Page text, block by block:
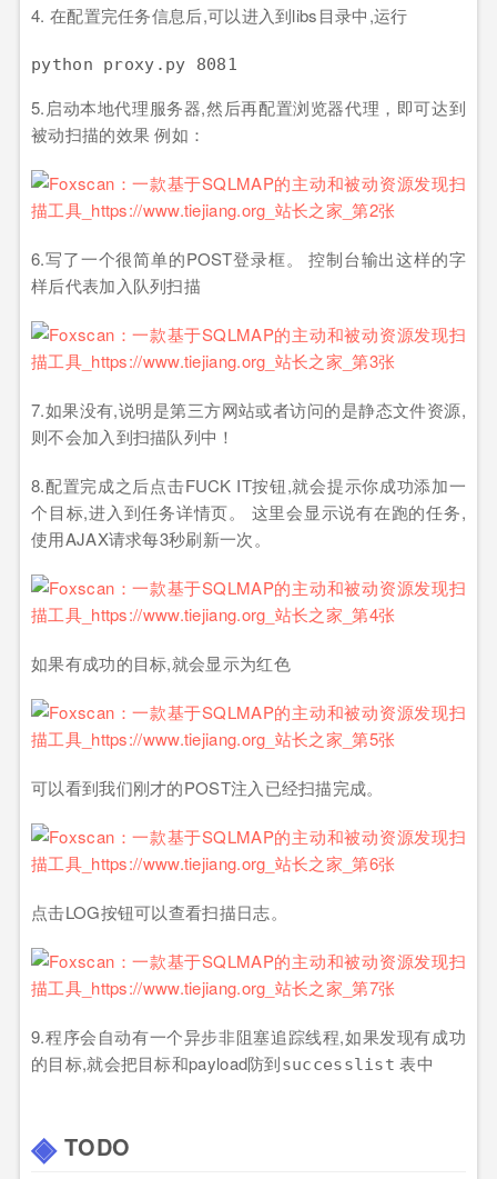
4. 在配置完任务信息后,可以进入到libs目录中,运行
python proxy .py 8081
5.启动本地代理服务器,然后再配置浏览器代理，即可达到
被动扫描的效果 例如：
6.写了一个很简单的POST登录框。 控制台输出这样的字
样后代表加入队列扫描
7.如果没有,说明是第三方网站或者访问的是静态文件资源,
则不会加入到扫描队列中！
8.配置完成之后点击FUCK IT按钮,就会提示你成功添加一
个目标,进入到任务详情页。 这里会显示说有在跑的任务,
使用AJAX请求每3秒刷新一次。
如果有成功的目标,就会显示为红色
可以看到我们刚才的POST注入已经扫描完成。
点击LOG按钮可以查看扫描日志。
9.程序会自动有一个异步非阻塞追踪线程,如果发现有成功
的目标,就会把目标和payload防到successlist 表中
TODO